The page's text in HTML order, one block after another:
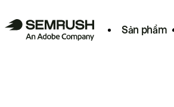
Sản phẩm